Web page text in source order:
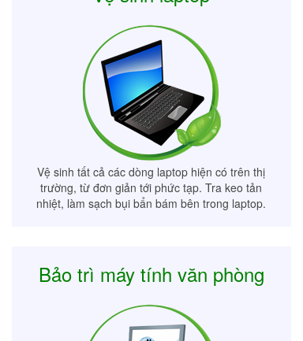
Vệ sinh tất cả các dòng laptop hiện có trên thị
trường, từ đơn giản tới phức tạp. Tra keo tản
nhiệt, làm sạch bụi bẩn bám bên trong laptop.
Bảo trì máy tính văn phòng